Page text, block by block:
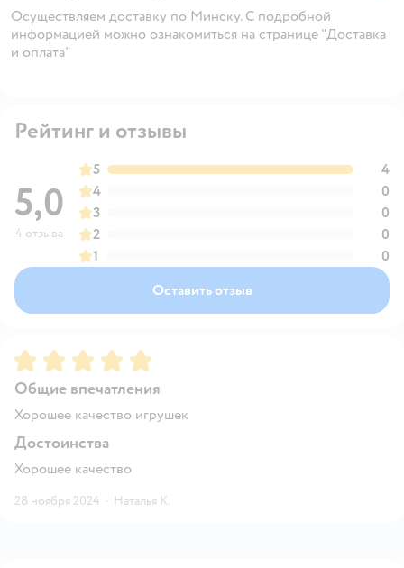
Осуществляем доставку по Минску. С подробной
информацией можно ознакомиться на странице "Доставка
и оплата"
Рейтинг и отзывы
5,0
4 отзыва
5
4
4
0
3
0
2
0
1
0
Оставить отзыв
Рейтинг:5
Общие впечатления
Хорошее качество игрушек
Достоинства
Хорошее качество
28 ноября 2024 · Наталья К.